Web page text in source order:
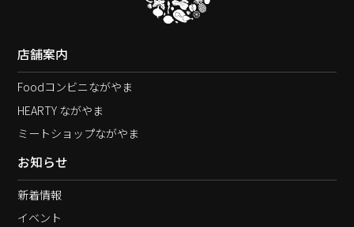
店舗案内
Foodコンビニながやま
HEARTY ながやま
ミートショップながやま
お知らせ
新着情報
イベント